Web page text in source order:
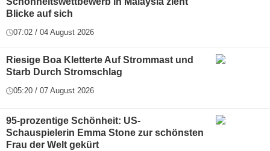
Blicke auf sich
07:02 / 04 August 2026
Riesige Boa Kletterte Auf Strommast und
Starb Durch Stromschlag
05:20 / 07 August 2026
95-prozentige Schönheit: US-
Schauspielerin Emma Stone zur schönsten
Frau der Welt gekürt